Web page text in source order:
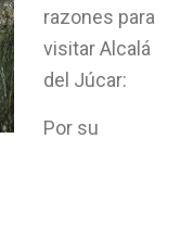
razones para
visitar Alcalá
del Júcar:
Por su